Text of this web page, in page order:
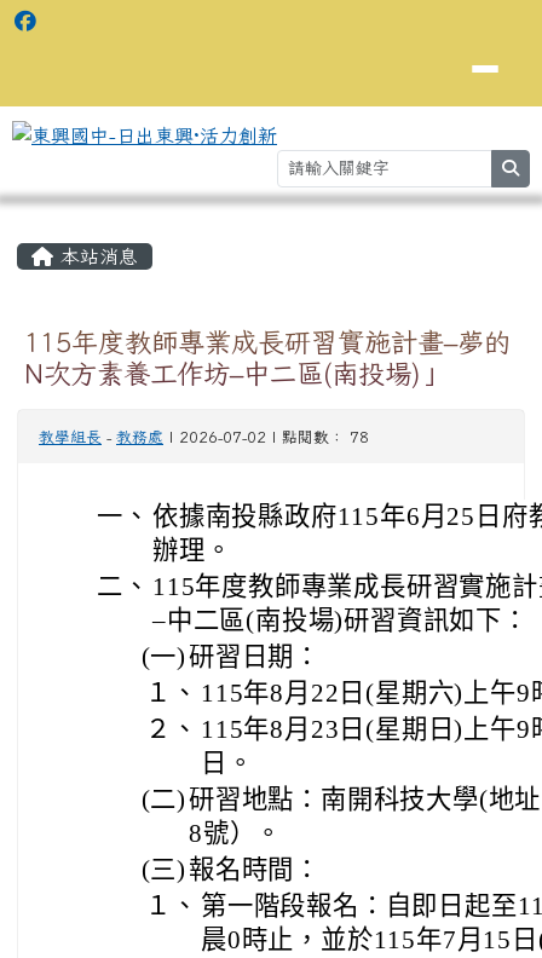
本站消息
115年度教師專業成長研習實施計畫–夢的
N次方素養工作坊–中二區(南投場)」
教學組長 - 教務處 | 2026-07-02 | 點閱數： 78
一、 依據南投縣政府115年6月25日府
辦理。
二、 115年度教師專業成長研習實施
–中二區(南投場)研習資訊如下：
(一)研習日期：
１、 115年8月22日(星期六)上午
２、 115年8月23日(星期日)上午
日。
(二)研習地點：南開科技大學(地
8號）。
(三) 報名時間：
１、 第一階段報名：自即日起至
晨0時止，並於115年7月15